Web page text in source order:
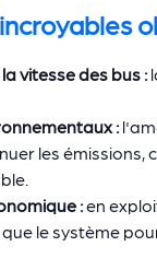
vitesse des bus :
:
les émissions,
:en
le système